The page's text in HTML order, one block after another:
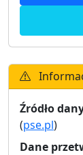
Źródło
(pse.pl)
Dane